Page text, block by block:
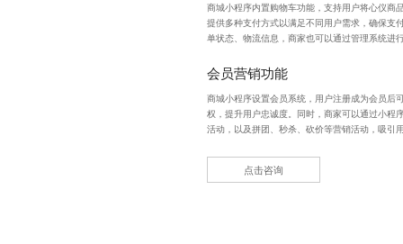
商城小程序内置购物车功能，支持用户将心仪商
提供多种支付方式以满足不同用户需求，确保支
单状态、物流信息，商家也可以通过管理系统进
会员营销功能
商城小程序设置会员系统，用户注册成为会员后
权，提升用户忠诚度。同时，商家可以通过小程
活动，以及拼团、秒杀、砍价等营销活动，吸引
点击咨询